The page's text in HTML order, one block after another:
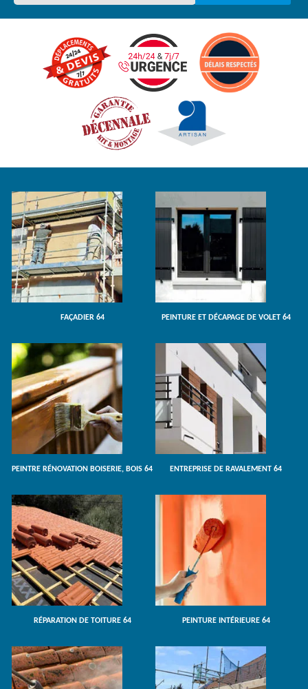
FAÇADIER 64 PEINTURE ET DÉCAPAGE DE VOLET 64
PEINTRE RÉNOVATION BOISERIE, BOIS 64 ENTREPRISE DE RAVALEMENT 64
RÉPARATION DE TOITURE 64 PEINTURE INTÉRIEURE 64